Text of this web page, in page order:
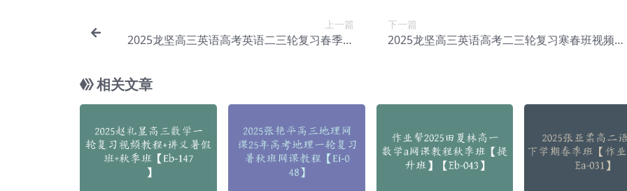
上一篇
2025龙坚高三英语高考英语二三轮复习春季班
下一篇
2025龙坚高三英语高考二三轮复习寒春班视频教
相关文章